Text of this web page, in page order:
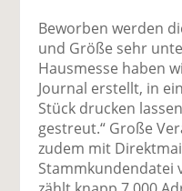
Beworben werden
und Größe sehr
Hausmesse haben
Journal erstellt, in
Stück drucken
gestreut.“ Große
zudem mit
Stammkundendatei